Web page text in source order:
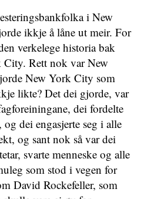
i New
ikkje å låne ut meir. For
verkelege historia bak
Rett nok var New
New York City som
likte? Det dei gjorde, var
dei fordelte
dei engasjerte seg i alle
og sant nok så var dei
svarte menneske og alle
som stod i vegen for
David Rockefeller, som